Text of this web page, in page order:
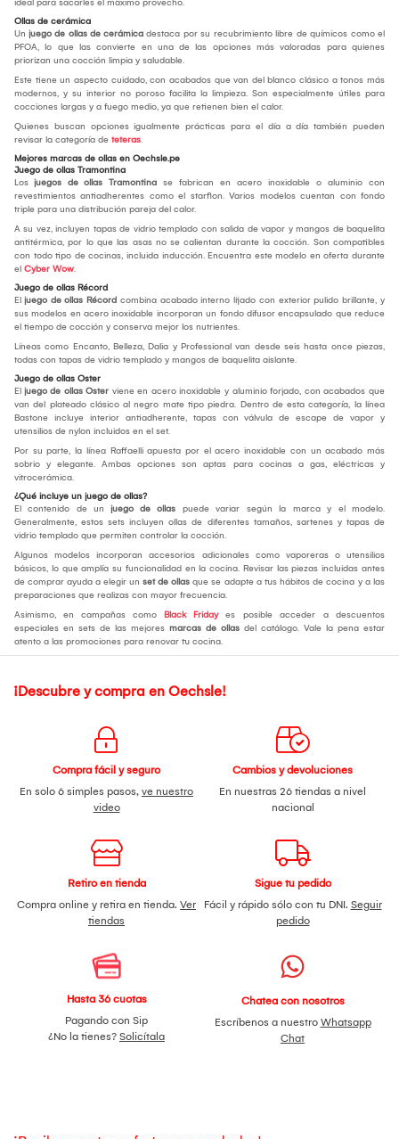
ideal para sacarles el máximo provecho.
Ollas de cerámica
Un juego de ollas de cerámica destaca por su recubrimiento libre de químicos como el
PFOA, lo que las convierte en una de las opciones más valoradas para quienes
priorizan una cocción limpia y saludable.
Este tiene un aspecto cuidado, con acabados que van del blanco clásico a tonos más
modernos, y su interior no poroso facilita la limpieza. Son especialmente útiles para
cocciones largas y a fuego medio, ya que retienen bien el calor.
Quienes buscan opciones igualmente prácticas para el día a día también pueden
revisar la categoría de teteras.
Mejores marcas de ollas en Oechsle.pe
Juego de ollas Tramontina
Los juegos de ollas Tramontina se fabrican en acero inoxidable o aluminio con
revestimientos antiadherentes como el starflon. Varios modelos cuentan con fondo
triple para una distribución pareja del calor.
A su vez, incluyen tapas de vidrio templado con salida de vapor y mangos de baquelita
antitérmica, por lo que las asas no se calientan durante la cocción. Son compatibles
con todo tipo de cocinas, incluida inducción. Encuentra este modelo en oferta durante
el Cyber Wow.
Juego de ollas Récord
El juego de ollas Récord combina acabado interno lijado con exterior pulido brillante, y
sus modelos en acero inoxidable incorporan un fondo difusor encapsulado que reduce
el tiempo de cocción y conserva mejor los nutrientes.
Líneas como Encanto, Belleza, Dalia y Professional van desde seis hasta once piezas,
todas con tapas de vidrio templado y mangos de baquelita aislante.
Juego de ollas Oster
El juego de ollas Oster viene en acero inoxidable y aluminio forjado, con acabados que
van del plateado clásico al negro mate tipo piedra. Dentro de esta categoría, la línea
Bastone incluye interior antiadherente, tapas con válvula de escape de vapor y
utensilios de nylon incluidos en el set.
Por su parte, la línea Raffaelli apuesta por el acero inoxidable con un acabado más
sobrio y elegante. Ambas opciones son aptas para cocinas a gas, eléctricas y
vitrocerámica.
¿Qué incluye un juego de ollas?
El contenido de un juego de ollas puede variar según la marca y el modelo.
Generalmente, estos sets incluyen ollas de diferentes tamaños, sartenes y tapas de
vidrio templado que permiten controlar la cocción.
Algunos modelos incorporan accesorios adicionales como vaporeras o utensilios
básicos, lo que amplía su funcionalidad en la cocina. Revisar las piezas incluidas antes
de comprar ayuda a elegir un set de ollas que se adapte a tus hábitos de cocina y a las
preparaciones que realizas con mayor frecuencia.
Asimismo, en campañas como Black Fridayes posible acceder a descuentos
especiales en sets de las mejores marcas de ollas del catálogo. Vale la pena estar
atento a las promociones para renovar tu cocina.
¡Descubre y compra en Oechsle!
Compra fácil y seguro
En solo 6 simples pasos, ve nuestro
video
Cambios y devoluciones
En nuestras 26 tiendas a nivel
nacional
Retiro en tienda
Compra online y retira en tienda. Ver
tiendas
Sigue tu pedido
Fácil y rápido sólo con tu DNI. Seguir
pedido
Hasta 36 cuotas
Pagando con Sip
¿No la tienes? Solicítala
Chatea con nosotros
Escríbenos a nuestro Whatsapp
Chat